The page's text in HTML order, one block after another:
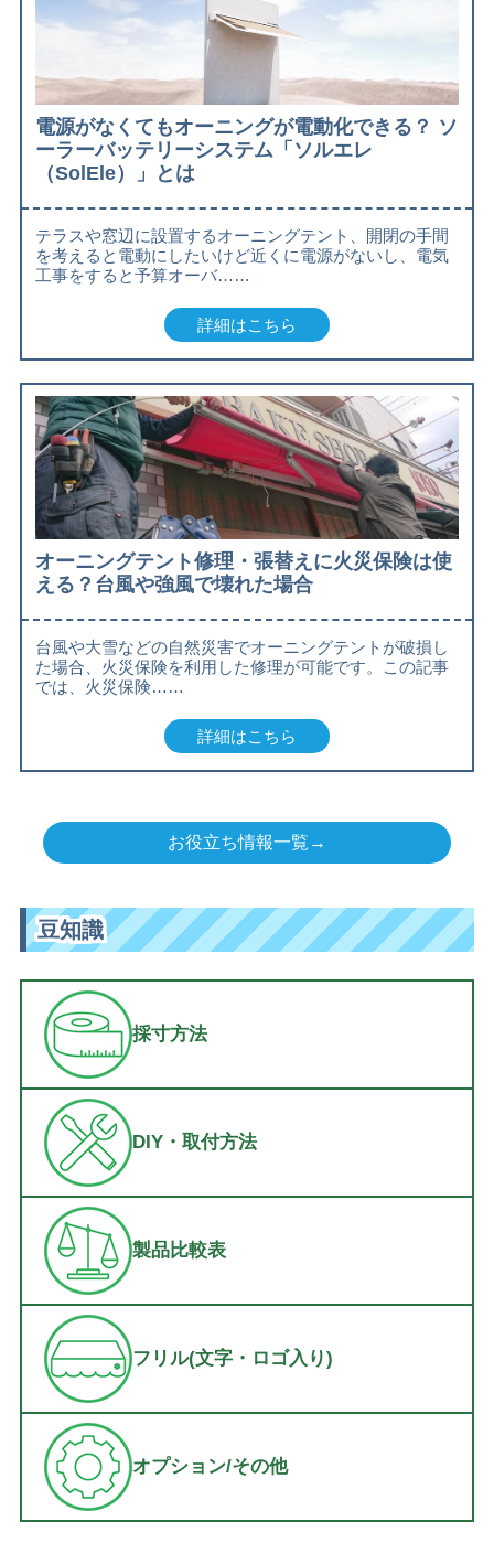
電源がなくてもオーニングが電動化できる？ ソ
ーラーバッテリーシステム「ソルエレ
（SolEle）」とは
テラスや窓辺に設置するオーニングテント、開閉の手間
を考えると電動にしたいけど近くに電源がないし、電気
工事をすると予算オーバ……
詳細はこちら
オーニングテント修理・張替えに火災保険は使
える？台風や強風で壊れた場合
台風や大雪などの自然災害でオーニングテントが破損し
た場合、火災保険を利用した修理が可能です。この記事
では、火災保険……
詳細はこちら
お役立ち情報一覧→
豆知識
採寸方法
DIY・取付方法
製品比較表
フリル(文字・ロゴ入り)
オプション/その他